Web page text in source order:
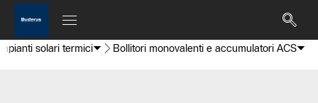
solari termici Bollitori monovalenti e accumulatori ACS